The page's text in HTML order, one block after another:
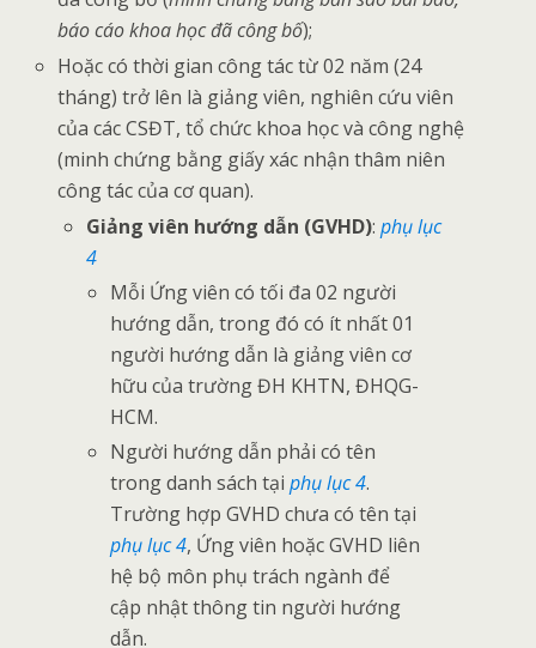
báo cáo khoa học đã công bố);
Hoặc có thời gian công tác từ 02 năm (24
tháng) trở lên là giảng viên, nghiên cứu viên
của các CSĐT, tổ chức khoa học và công nghệ
(minh chứng bằng giấy xác nhận thâm niên
công tác của cơ quan).
Giảng viên hướng dẫn (GVHD):phụ lục
4
Mỗi Ứng viên có tối đa 02 người
hướng dẫn, trong đó có ít nhất 01
người hướng dẫn là giảng viên cơ
hữu của trường ĐH KHTN, ĐHQG-
HCM.
Người hướng dẫn phải có tên
trong danh sách tạiphụ lục 4.
Trường hợp GVHD chưa có tên tại
phụ lục 4, Ứng viên hoặc GVHD liên
hệ bộ môn phụ trách ngành để
cập nhật thông tin người hướng
dẫn.